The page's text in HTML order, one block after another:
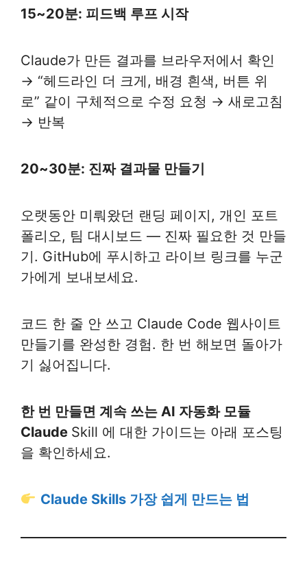
15~20분: 피드백 루프 시작
Claude가 만든 결과를 브라우저에서 확인
→ “헤드라인 더 크게, 배경 흰색, 버튼 위
로” 같이 구체적으로 수정 요청 → 새로고침
→ 반복
20~30분: 진짜 결과물 만들기
오랫동안 미뤄왔던 랜딩 페이지, 개인 포트
폴리오, 팀 대시보드 — 진짜 필요한 것 만들
기. GitHub에 푸시하고 라이브 링크를 누군
가에게 보내보세요.
코드 한 줄 안 쓰고 Claude Code 웹사이트
만들기를 완성한 경험. 한 번 해보면 돌아가
기 싫어집니다.
한 번 만들면 계속 쓰는 AI 자동화 모듈
Claude Skill 에 대한 가이드는 아래 포스팅
을 확인하세요.
Claude Skills 가장 쉽게 만드는 법